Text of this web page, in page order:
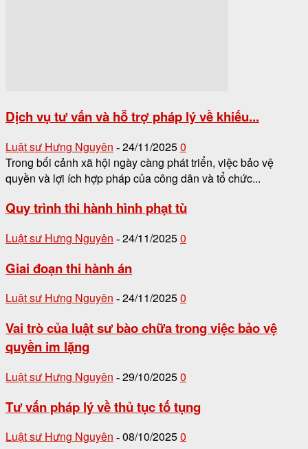
Dịch vụ tư vấn và hỗ trợ pháp lý về khiếu...
Luật sư Hưng Nguyên - 24/11/20250
Trong bối cảnh xã hội ngày càng phát triển, việc bảo vệ
quyền và lợi ích hợp pháp của công dân và tổ chức...
Quy trình thi hành hình phạt tù
Luật sư Hưng Nguyên - 24/11/20250
Giai đoạn thi hành án
Luật sư Hưng Nguyên - 24/11/20250
Vai trò của luật sư bào chữa trong việc bảo vệ
quyền im lặng
Luật sư Hưng Nguyên - 29/10/20250
Tư vấn pháp lý về thủ tục tố tụng
Luật sư Hưng Nguyên - 08/10/20250